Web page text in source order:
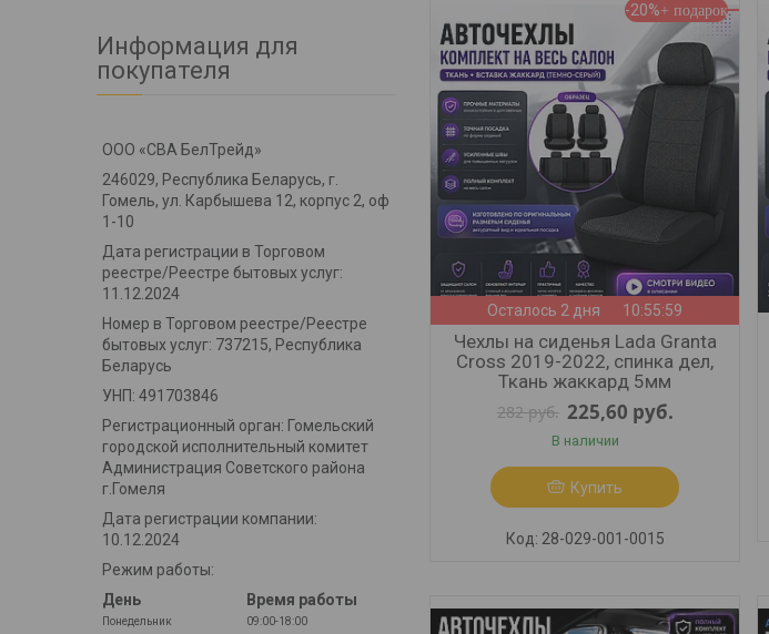
-20%
Осталось 2 дня 10:55:57
Чехлы на сиденья Lada Granta
Cross 2019-2022, спинка дел,
Ткань жаккард 5мм
282руб. 225,60 руб.
В наличии
Купить
28-029-001-0015
Информация для
покупателя
ООО «СВА БелТрейд»
246029, Республика Беларусь, г.
Гомель, ул. Карбышева 12, корпус 2, оф
1-10
Дата регистрации в Торговом
реестре/Реестре бытовых услуг:
11.12.2024
Номер в Торговом реестре/Реестре
бытовых услуг: 737215, Республика
Беларусь
УНП: 491703846
Регистрационный орган: Гомельский
городской исполнительный комитет
Администрация Советского района
г.Гомеля
Дата регистрации компании:
10.12.2024
Режим работы:
День
Время работы
Понедельник
09:00-18:00